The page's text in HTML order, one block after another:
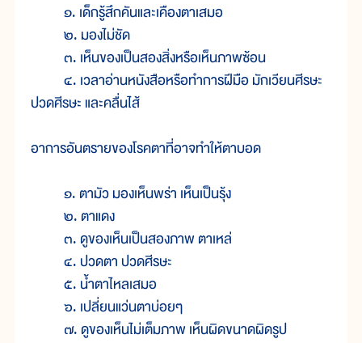
๑. เด็กรู้สึกคันและเคืองตาเสมอ
๒. มองไม่ชัด
๓. เห็นของเป็นสองสิ่งหรือเห็นภาพซ้อน
๔. เวลาอ่านหนังสือหรือทำการฝีมือ มักเวียนศีรษะ
ปวดศีรษะ และคลื่นไส้
อาการอันตรายของโรคตาที่อาจทำให้ตาบอด
๑. ตามัว มองเห็นพร่า เห็นเป็นรุ้ง
๒. ตาแดง
๓. ดูของเห็นเป็นสองภาพ ตาเหล่
๔. ปวดตา ปวดศีรษะ
๕. น้ำตาไหลเสมอ
๖. เปลี่ยนแว่นตาบ่อยๆ
๗. ดูของเห็นไม่เต็มภาพ เห็นผิดขนาดผิดรูป